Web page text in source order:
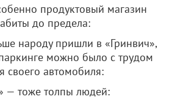
продуктовый магазин
до предела:
народу пришли в «Гринвич»,
можно было с трудом
своего автомобиля:
— тоже толпы людей: